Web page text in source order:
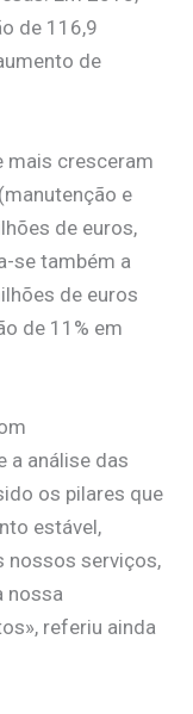
de 116,9
de
mais cresceram
e
de euros,
se também a
de euros
de 11% em
a análise das
os pilares que
estável,
nossos serviços,
nossa
referiu ainda